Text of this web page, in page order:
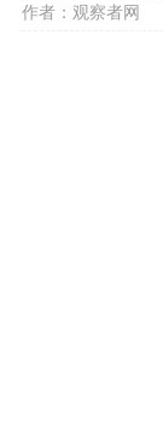
作者：观察者网